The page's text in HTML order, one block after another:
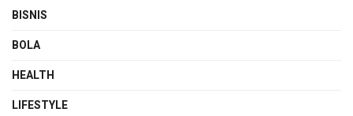
BISNIS
BOLA
HEALTH
LIFESTYLE